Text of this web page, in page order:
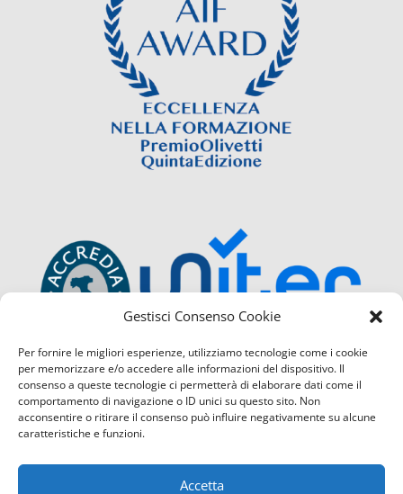
Gestisci Consenso Cookie
Per fornire le migliori esperienze, utilizziamo tecnologie come i cookie
per memorizzare e/o accedere alle informazioni del dispositivo. Il
consenso a queste tecnologie ci permetterà di elaborare dati come il
comportamento di navigazione o ID unici su questo sito. Non
acconsentire o ritirare il consenso può influire negativamente su alcune
caratteristiche e funzioni.
Accetta